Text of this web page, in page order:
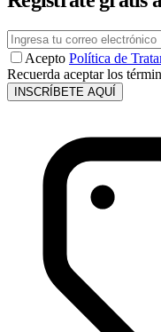
Acepto Política de
Recuerda aceptar los
INSCRÍBETE AQUÍ